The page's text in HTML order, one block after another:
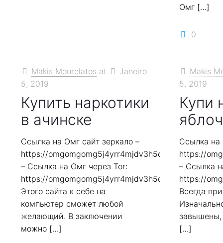
Омг […]
0
Makis Mourelatos at
Janeiro
5, 2019
Купить наркотики
в ачинске
Ссылка на Омг сайт зеркало –
https://
– Ссылка на Омг через Tor:
https://
Этого сайта к себе на
компьютер сможет любой
желающий. В заключении
можно[…]
Makis
5, 2019
Купи
Ссылка на
https://
– Ссылка
https://
Всегда
завышены,
[…]